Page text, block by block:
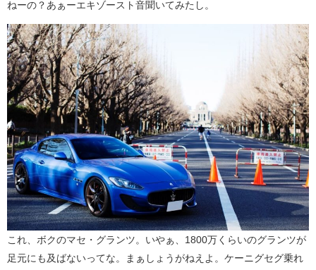
ねーの？あぁーエキゾースト音聞いてみたし。
これ、ボクのマセ・グランツ。いやぁ、1800万くらいのグランツが
足元にも及ばないってな。まぁしょうがねえよ。ケーニグセグ乗れ